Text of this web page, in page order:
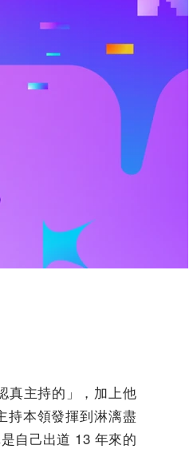
真主持的」，加上他
持本領發揮到淋漓盡
自己出道 13 年來的